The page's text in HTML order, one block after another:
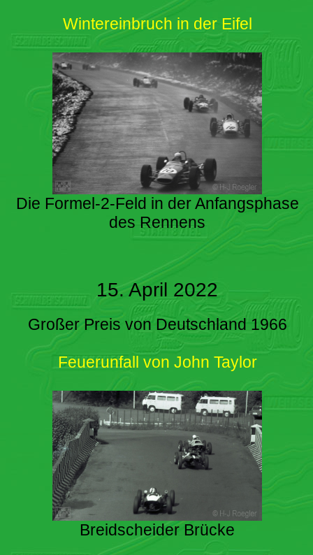
Wintereinbruch in der Eifel
Die Formel-2-Feld in der Anfangsphase
des Rennens
15. April 2022
Großer Preis von Deutschland 1966
Feuerunfall von John Taylor
Breidscheider Brücke